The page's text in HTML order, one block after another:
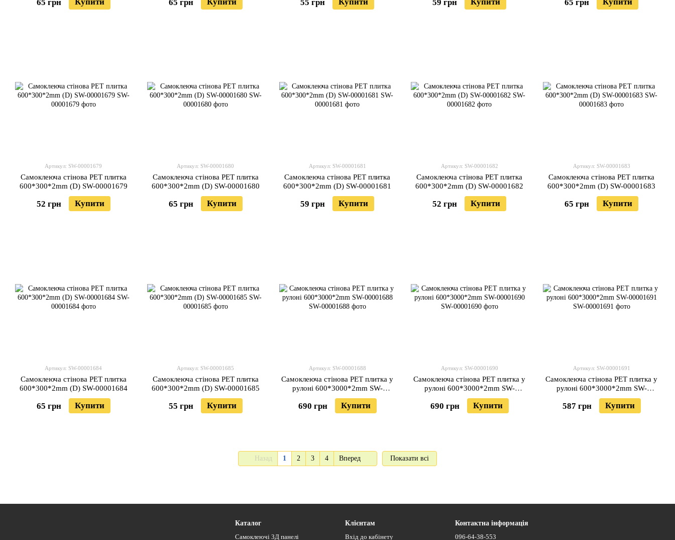
65 грн 65 грн 55 грн 59 грн 65 грн
Артикул: SW-00001679
Самоклеюча стінова PET плитка
600*300*2mm (D) SW-00001679
52 грн Купити
Артикул: SW-00001680
Самоклеюча стінова PET плитка
600*300*2mm (D) SW-00001680
65 грн Купити
Артикул: SW-00001681
Самоклеюча стінова PET плитка
600*300*2mm (D) SW-00001681
59 грн Купити
Артикул: SW-00001682
Самоклеюча стінова PET плитка
600*300*2mm (D) SW-00001682
52 грн Купити
Артикул: SW-00001683
Самоклеюча стінова PET плитка
600*300*2mm (D) SW-00001683
65 грн Купити
Артикул: SW-00001684
Самоклеюча стінова PET плитка
600*300*2mm (D) SW-00001684
65 грн Купити
Артикул: SW-00001685
Самоклеюча стінова PET плитка
600*300*2mm (D) SW-00001685
55 грн Купити
Артикул: SW-00001688
Самоклеюча стінова PET плитка у
рулоні 600*3000*2mm SW-
00001688
690 грн Купити
Артикул: SW-00001690
Самоклеюча стінова PET плитка у
рулоні 600*3000*2mm SW-
00001690
690 грн Купити
Артикул: SW-00001691
Самоклеюча стінова PET плитка у
рулоні 600*3000*2mm SW-
00001691
587 грн Купити
Назад 1 2 3 4 Вперед Показати всі
Каталог
Самоклеючі 3Д панелі
Клієнтам
Вхід до кабінету
Контактна інформація
096-64-38-553